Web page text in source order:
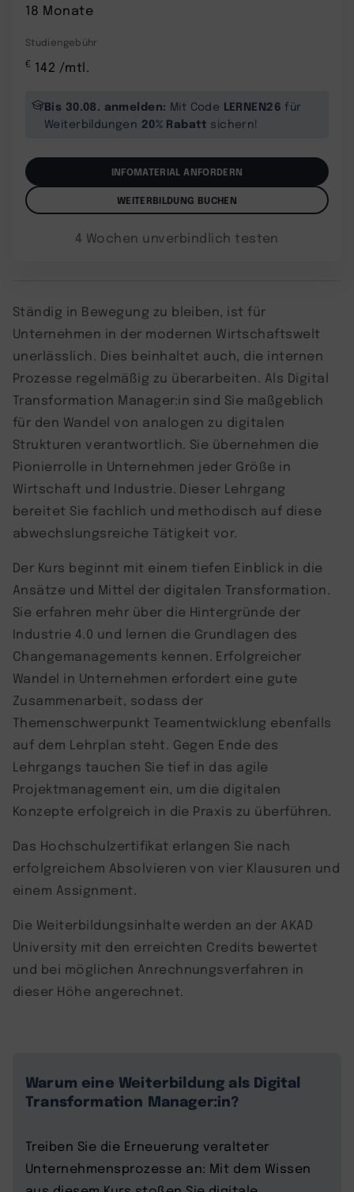
18 Monate
Studiengebühr
€ 142 /mtl.
Bis 30.08. anmelden: Mit Code LERNEN26 für
Weiterbildungen 20% Rabatt sichern!
INFOMATERIAL ANFORDERN
WEITERBILDUNG BUCHEN
4 Wochen unverbindlich testen
Ständig in Bewegung zu bleiben, ist für
Unternehmen in der modernen Wirtschaftswelt
unerlässlich. Dies beinhaltet auch, die internen
Prozesse regelmäßig zu überarbeiten. Als Digital
Transformation Manager:in sind Sie maßgeblich
für den Wandel von analogen zu digitalen
Strukturen verantwortlich. Sie übernehmen die
Pionierrolle in Unternehmen jeder Größe in
Wirtschaft und Industrie. Dieser Lehrgang
bereitet Sie fachlich und methodisch auf diese
abwechslungsreiche Tätigkeit vor.
Der Kurs beginnt mit einem tiefen Einblick in die
Ansätze und Mittel der digitalen Transformation.
Sie erfahren mehr über die Hintergründe der
Industrie 4.0 und lernen die Grundlagen des
Changemanagements kennen. Erfolgreicher
Wandel in Unternehmen erfordert eine gute
Zusammenarbeit, sodass der
Themenschwerpunkt Teamentwicklung ebenfalls
auf dem Lehrplan steht. Gegen Ende des
Lehrgangs tauchen Sie tief in das agile
Projektmanagement ein, um die digitalen
Konzepte erfolgreich in die Praxis zu überführen.
Das Hochschulzertifikat erlangen Sie nach
erfolgreichem Absolvieren von vier Klausuren und
einem Assignment.
Die Weiterbildungsinhalte werden an der AKAD
University mit den erreichten Credits bewertet
und bei möglichen Anrechnungsverfahren in
dieser Höhe angerechnet.
Warum eine Weiterbildung als Digital
Transformation Manager:in?
Treiben Sie die Erneuerung veralteter
Unternehmensprozesse an: Mit dem Wissen